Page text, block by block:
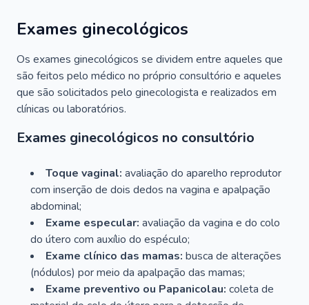
Exames ginecológicos
Os exames ginecológicos se dividem entre aqueles que
são feitos pelo médico no próprio consultório e aqueles
que são solicitados pelo ginecologista e realizados em
clínicas ou laboratórios.
Exames ginecológicos no consultório
Toque vaginal: avaliação do aparelho reprodutor
com inserção de dois dedos na vagina e apalpação
abdominal;
Exame especular: avaliação da vagina e do colo
do útero com auxílio do espéculo;
Exame clínico das mamas: busca de alterações
(nódulos) por meio da apalpação das mamas;
Exame preventivo ou Papanicolau: coleta de